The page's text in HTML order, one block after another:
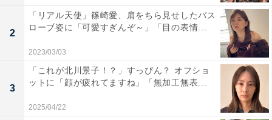
2
「リアル天使」篠崎愛、肩をちら見せしたバス
ローブ姿に「可愛すぎんぞ～」「目の表情...
2023/03/03
3
「これが北川景子！？」すっぴん？ オフショ
ットに「顔が疲れてますね」「無加工無表...
2025/04/22